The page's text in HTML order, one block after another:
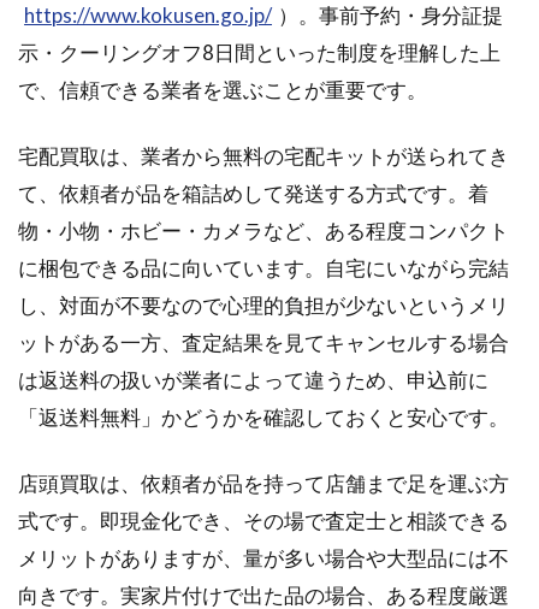
https://www.kokusen.go.jp/ ）。事前予約・身分証提
示・クーリングオフ8日間といった制度を理解した上
で、信頼できる業者を選ぶことが重要です。
宅配買取は、業者から無料の宅配キットが送られてき
て、依頼者が品を箱詰めして発送する方式です。着
物・小物・ホビー・カメラなど、ある程度コンパクト
に梱包できる品に向いています。自宅にいながら完結
し、対面が不要なので心理的負担が少ないというメリ
ットがある一方、査定結果を見てキャンセルする場合
は返送料の扱いが業者によって違うため、申込前に
「返送料無料」かどうかを確認しておくと安心です。
店頭買取は、依頼者が品を持って店舗まで足を運ぶ方
式です。即現金化でき、その場で査定士と相談できる
メリットがありますが、量が多い場合や大型品には不
向きです。実家片付けで出た品の場合、ある程度厳選